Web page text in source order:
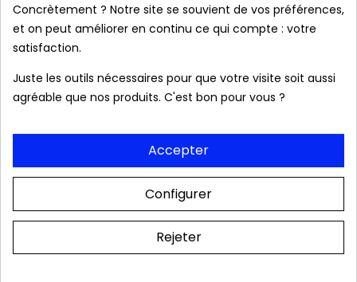
Caractéristiques :
local_shippingLivraison prévue à partir du 08/08/2026 en
Produits authentiques au meilleur prix
Livraison rapide 24/48h
Concrètement ? Notre site se souvient de vos préférences,
et on peut améliorer en continu ce qui compte : votre
satisfaction.
Juste les outils nécessaires pour que votre visite soit aussi
agréable que nos produits. C'est bon pour vous ?
Accepter
Configurer
Rejeter